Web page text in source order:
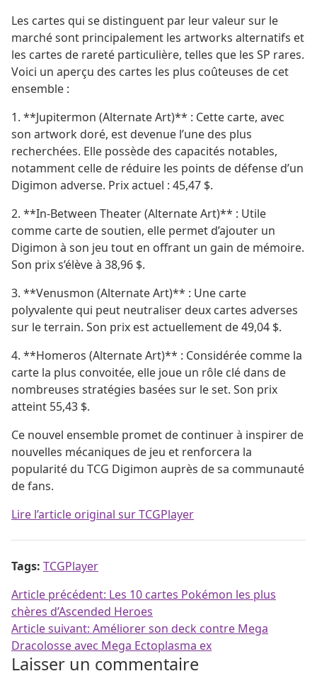
Les cartes qui se distinguent par leur valeur sur le
marché sont principalement les artworks alternatifs et
les cartes de rareté particulière, telles que les SP rares.
Voici un aperçu des cartes les plus coûteuses de cet
ensemble :
1. **Jupitermon (Alternate Art)** : Cette carte, avec
son artwork doré, est devenue l’une des plus
recherchées. Elle possède des capacités notables,
notamment celle de réduire les points de défense d’un
Digimon adverse. Prix actuel : 45,47 $.
2. **In-Between Theater (Alternate Art)** : Utile
comme carte de soutien, elle permet d’ajouter un
Digimon à son jeu tout en offrant un gain de mémoire.
Son prix s’élève à 38,96 $.
3. **Venusmon (Alternate Art)** : Une carte
polyvalente qui peut neutraliser deux cartes adverses
sur le terrain. Son prix est actuellement de 49,04 $.
4. **Homeros (Alternate Art)** : Considérée comme la
carte la plus convoitée, elle joue un rôle clé dans de
nombreuses stratégies basées sur le set. Son prix
atteint 55,43 $.
Ce nouvel ensemble promet de continuer à inspirer de
nouvelles mécaniques de jeu et renforcera la
popularité du TCG Digimon auprès de sa communauté
de fans.
Lire l’article original sur TCGPlayer
Tags: TCGPlayer
Navigation de l’article
Article précédent: Les 10 cartes Pokémon les plus
chères d’Ascended Heroes
Article suivant: Améliorer son deck contre Mega
Dracolosse avec Mega Ectoplasma ex
Laisser un commentaire